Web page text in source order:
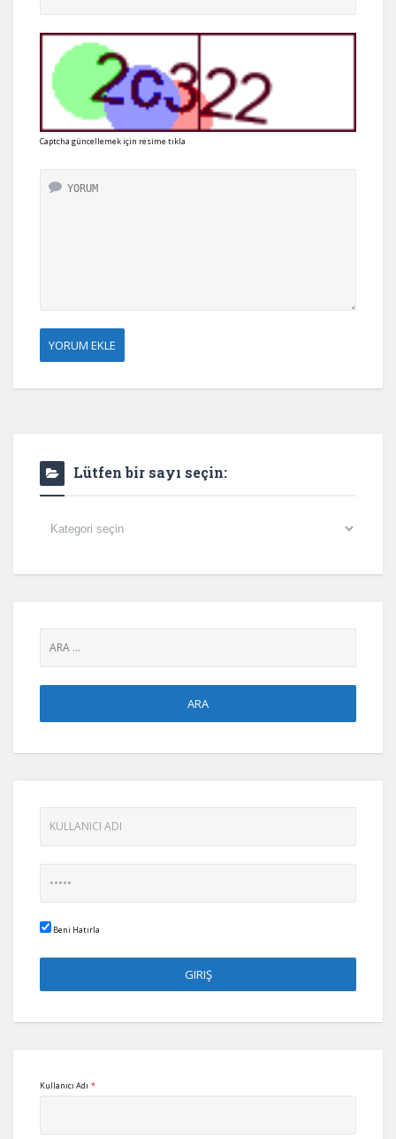
Captcha güncellemek için resime tıkla
Lütfen bir sayı seçin:
Lütfen
Beni Hatırla
Kullanıcı Adı *